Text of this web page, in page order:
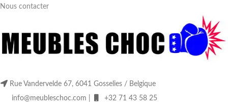
Nous contacter
Rue Vandervelde 67, 6041 Gosselies / Belgique
info@meubleschoc.com |
+32 71 43 58 25